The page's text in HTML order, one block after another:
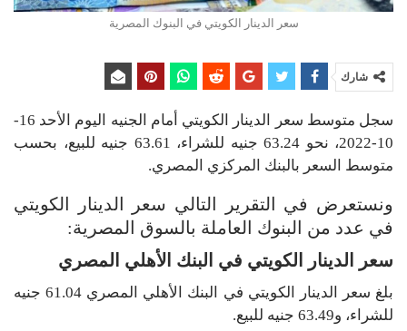
سعر الدينار الكويتي في البنوك المصرية
شارك
سجل متوسط سعر الدينار الكويتي أمام الجنيه اليوم الأحد 16-
10-2022، نحو 63.24 جنيه للشراء، 63.61 جنيه للبيع، بحسب
متوسط السعر بالبنك المركزي المصري.
ونستعرض في التقرير التالي سعر الدينار الكويتي
في عدد من البنوك العاملة بالسوق المصرية:
سعر الدينار الكويتي في البنك الأهلي المصري
بلغ سعر الدينار الكويتي في البنك الأهلي المصري 61.04 جنيه
للشراء، و63.49 جنيه للبيع.